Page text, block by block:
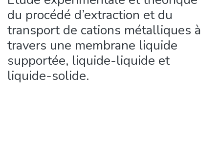
du procédé d’extraction et du
transport de cations métalliques à
travers une membrane liquide
supportée, liquide-liquide et
liquide-solide.